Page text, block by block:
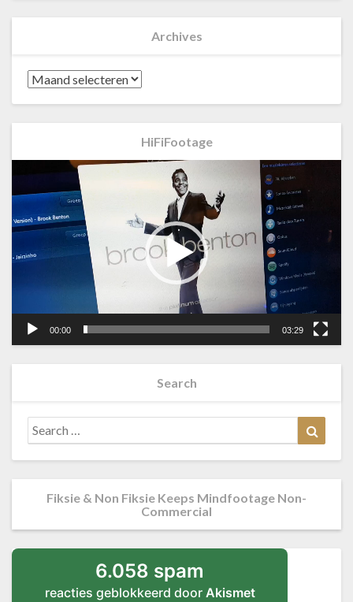
Archives
HiFiFootage
Videospeler
00:00 03:29
Search
Search
for:
Fiksie & Non Fiksie Keeps Mindfootage Non-
Commercial
6.058 spam
reacties geblokkeerd door Akismet